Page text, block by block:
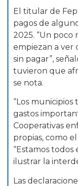
El titular de
pagos de
2025. “Un poco
empiezan a ver
sin pagar”,
tuvieron que
se nota.
“Los
gastos
Cooperativas
propias, como
“Estamos todos
ilustrar la
Las